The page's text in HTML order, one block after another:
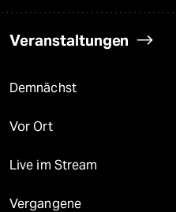
Veranstaltungen
Demnächst
Vor Ort
Live im Stream
Vergangene